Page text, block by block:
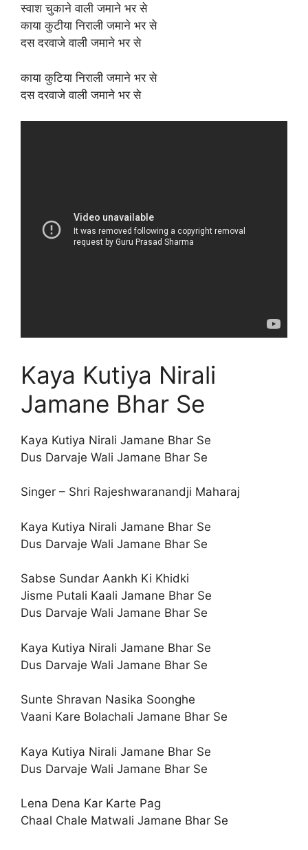
स्वाश चुकाने वाली जमाने भर से
काया कुटीया निराली जमाने भर से
दस दरवाजे वाली जमाने भर से
काया कुटिया निराली जमाने भर से
दस दरवाजे वाली जमाने भर से
Kaya Kutiya Nirali
Jamane Bhar Se
Kaya Kutiya Nirali Jamane Bhar Se
Dus Darvaje Wali Jamane Bhar Se
Singer – Shri Rajeshwaranandji Maharaj
Kaya Kutiya Nirali Jamane Bhar Se
Dus Darvaje Wali Jamane Bhar Se
Sabse Sundar Aankh Ki Khidki
Jisme Putali Kaali Jamane Bhar Se
Dus Darvaje Wali Jamane Bhar Se
Kaya Kutiya Nirali Jamane Bhar Se
Dus Darvaje Wali Jamane Bhar Se
Sunte Shravan Nasika Soonghe
Vaani Kare Bolachali Jamane Bhar Se
Kaya Kutiya Nirali Jamane Bhar Se
Dus Darvaje Wali Jamane Bhar Se
Lena Dena Kar Karte Pag
Chaal Chale Matwali Jamane Bhar Se